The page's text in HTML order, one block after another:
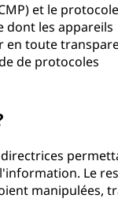
et le
dont les appareils
en toute
de protocoles
directrices
Le
manipulées,